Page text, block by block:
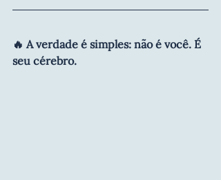
🔥 A verdade é simples: não é você. É
seu cérebro.